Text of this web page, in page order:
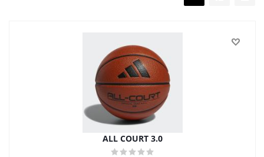
ALL COURT 3.0